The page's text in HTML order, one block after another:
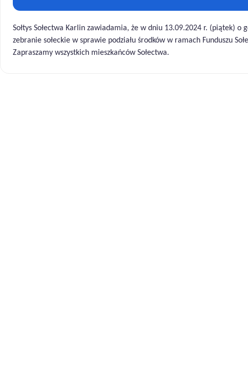
Sołtys Sołectwa Karlin zawiadamia, że w dniu 13.09.2024 r. (piątek)
zebranie sołeckie w sprawie podziału środków w ramach Funduszu
Zapraszamy wszystkich mieszkańców Sołectwa.